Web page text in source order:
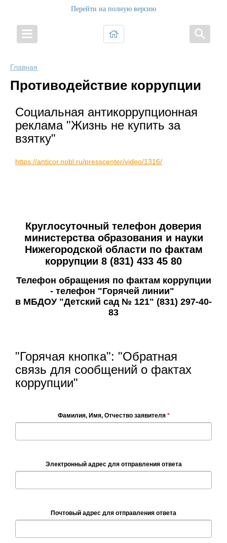
Перейти на полную версию
Главная
Противодействие коррупции
Социальная антикоррупционная
реклама "Жизнь не купить за
взятку"
https://anticor.nobl.ru/presscenter/video/1316/
Круглосуточный телефон доверия
министерства образования и науки
Нижегородской области по фактам
коррупции 8 (831) 433 45 80
Телефон обращения по фактам коррупции
- телефон "Горячей линии"
в МБДОУ "Детский сад № 121" (831) 297-40-
83
"Горячая кнопка": "Обратная
связь для сообщений о фактах
коррупции"
Фамилия, Имя, Отчество заявителя *
Электронный адрес для отправления ответа
Почтовый адрес для отправления ответа